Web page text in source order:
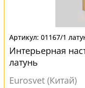
01167/1
Интерьерная
латунь
Eurosvet (Китай)